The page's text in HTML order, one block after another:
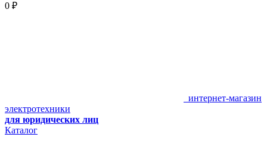
0 ₽
интернет-магазин
электротехники
для юридических лиц
Каталог